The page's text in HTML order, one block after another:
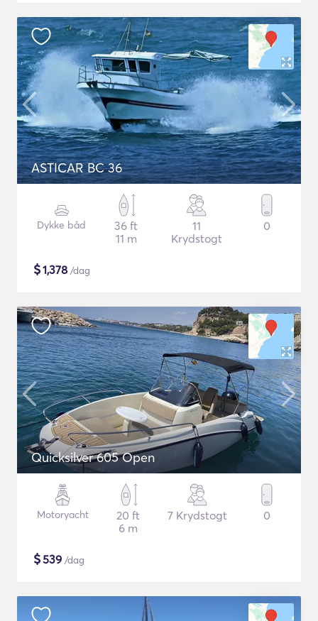
ASTICAR BC 36
Dykke båd
36 ft
11 m
11
Krydstogt
0
$1,378 /dag
Quicksilver 605 Open
Motoryacht
20 ft
6 m
7 Krydstogt 0
$539 /dag